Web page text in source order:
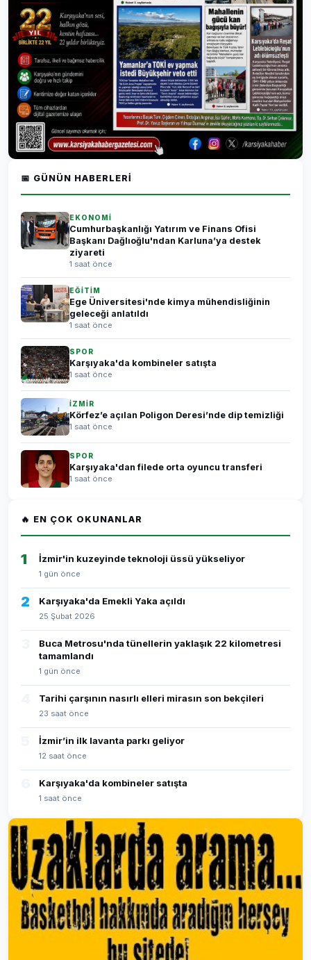
📅 GÜNÜN HABERLERI
EKONOMİ
Cumhurbaşkanlığı Yatırım ve Finans Ofisi
Başkanı Dağlıoğlu'ndan Karluna’ya destek
ziyareti
1 saat önce
EĞİTİM
Ege Üniversitesi'nde kimya mühendisliğinin
geleceği anlatıldı
1 saat önce
SPOR
Karşıyaka'da kombineler satışta
1 saat önce
İZMİR
Körfez’e açılan Poligon Deresi’nde dip temizliği
1 saat önce
SPOR
Karşıyaka'dan filede orta oyuncu transferi
1 saat önce
🔥 EN ÇOK OKUNANLAR
1 İzmir'in kuzeyinde teknoloji üssü yükseliyor
1 gün önce
2 Karşıyaka'da Emekli Yaka açıldı
25 Şubat 2026
Buca Metrosu'nda tünellerin yaklaşık 22 kilometresi
tamamlandı
1 gün önce
Tarihi çarşının nasırlı elleri mirasın son bekçileri
23 saat önce
İzmir’in ilk lavanta parkı geliyor
12 saat önce
Karşıyaka'da kombineler satışta
1 saat önce